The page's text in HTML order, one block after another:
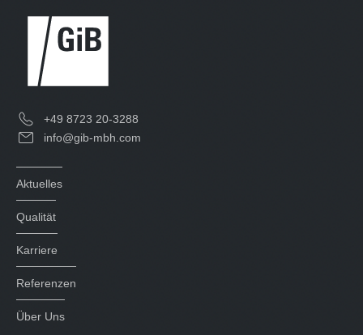
+49 8723 20-3288
info@gib-mbh.com
Aktuelles
Qualität
Karriere
Referenzen
Über Uns